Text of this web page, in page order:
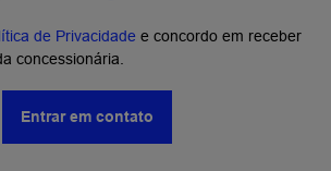
de Privacidade e concordo em receber
concessionária.
Entrar em contato